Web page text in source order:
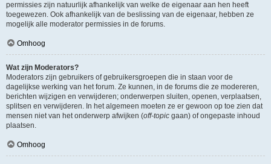
permissies zijn natuurlijk afhankelijk van welke de eigenaar aan hen heeft
toegewezen. Ook afhankelijk van de beslissing van de eigenaar, hebben ze
mogelijk alle moderator permissies in de forums.
Omhoog
Wat zijn Moderators?
Moderators zijn gebruikers of gebruikersgroepen die in staan voor de
dagelijkse werking van het forum. Ze kunnen, in de forums die ze modereren,
berichten wijzigen en verwijderen; onderwerpen sluiten, openen, verplaatsen,
splitsen en verwijderen. In het algemeen moeten ze er gewoon op toe zien dat
mensen niet van het onderwerp afwijken (off-topic gaan) of ongepaste inhoud
plaatsen.
Omhoog